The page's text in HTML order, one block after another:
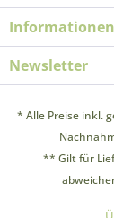
Informationen
Newsletter
* Alle Preise inkl.
** Gilt für